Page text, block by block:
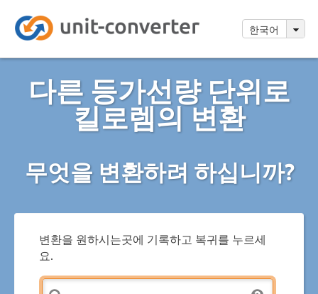
한국어
다른 등가선량 단위로
킬로렘의 변환
무엇을 변환하려 하십니까?
변환을 원하시는곳에 기록하고 복귀를 누르세
요.